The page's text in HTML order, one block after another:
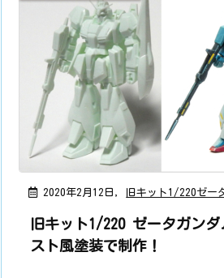
2020年2月12日 , 旧キット1/220ゼー
旧キット1/220 ゼータガン
スト風塗装で制作！